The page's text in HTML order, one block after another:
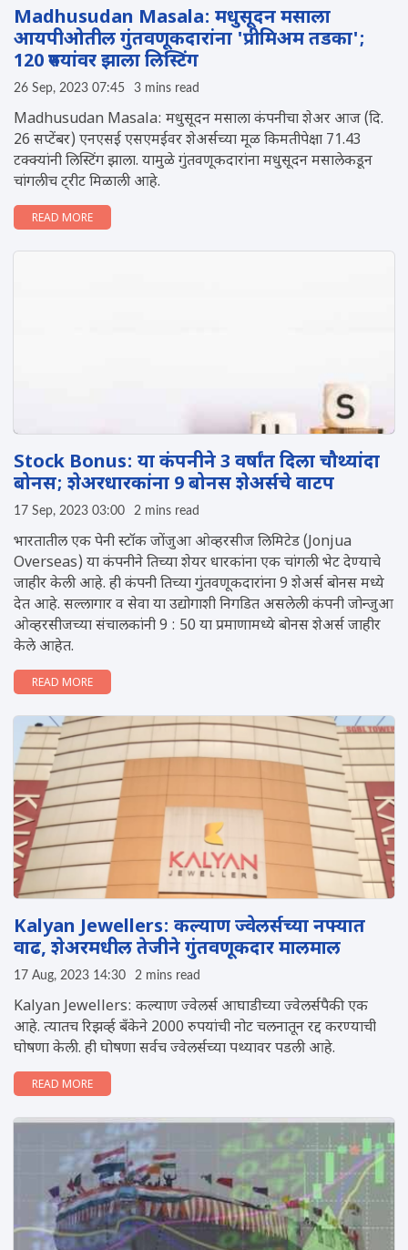
Madhusudan Masala: मधुसूदन मसाला
आयपीओतील गुंतवणूकदारांना 'प्रीमिअम तडका';
120 रुपयांवर झाला लिस्टिंग
26 Sep, 2023 07:45 3 mins read
Madhusudan Masala: मधुसूदन मसाला कंपनीचा शेअर आज (दि.
26 सप्टेंबर) एनएसई एसएमईवर शेअर्सच्या मूळ किमतीपेक्षा 71.43
टक्क्यांनी लिस्टिंग झाला. यामुळे गुंतवणूकदारांना मधुसूदन मसालेकडून
चांगलीच ट्रीट मिळाली आहे.
READ MORE
Stock Bonus: या कंपनीने 3 वर्षांत दिला चौथ्यांदा
बोनस; शेअरधारकांना 9 बोनस शेअर्सचे वाटप
17 Sep, 2023 03:00 2 mins read
भारतातील एक पेनी स्टॉक जोंजुआ ओव्हरसीज लिमिटेड (Jonjua
Overseas) या कंपनीने तिच्या शेयर धारकांना एक चांगली भेट देण्याचे
जाहीर केली आहे. ही कंपनी तिच्या गुंतवणूकदारांना 9 शेअर्स बोनस मध्ये
देत आहे. सल्लागार व सेवा या उद्योगाशी निगडित असलेली कंपनी जोन्जुआ
ओव्हरसीजच्या संचालकांनी 9 : 50 या प्रमाणामध्ये बोनस शेअर्स जाहीर
केले आहेत.
READ MORE
Kalyan Jewellers: कल्याण ज्वेलर्सच्या नफ्यात
वाढ, शेअरमधील तेजीने गुंतवणूकदार मालमाल
17 Aug, 2023 14:30 2 mins read
Kalyan Jewellers: कल्याण ज्वेलर्स आघाडीच्या ज्वेलर्सपैकी एक
आहे. त्यातच रिझर्व्ह बँकेने 2000 रुपयांची नोट चलनातून रद्द करण्याची
घोषणा केली. ही घोषणा सर्वच ज्वेलर्सच्या पथ्यावर पडली आहे.
READ MORE